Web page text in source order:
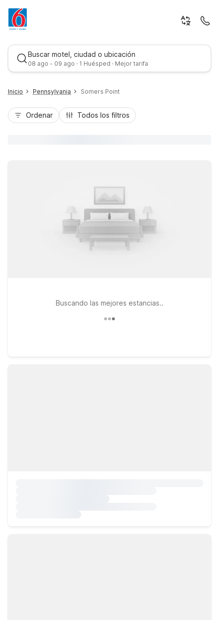
Buscar motel, ciudad o ubicación
08 ago - 09 ago · 1 Huésped · Mejor tarifa
Inicio Pennsylvania Somers Point
Ordenar Todos los filtros
Buscando las mejores estancias..